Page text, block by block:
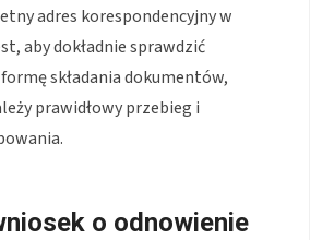
adres korespondencyjny w
aby dokładnie sprawdzić
składania dokumentów,
prawidłowy przebieg i
o odnowienie